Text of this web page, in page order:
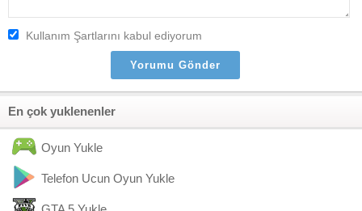
Kullanım Şartlarını kabul ediyorum
En çok yuklenenler
Oyun Yukle
Telefon Ucun Oyun Yukle